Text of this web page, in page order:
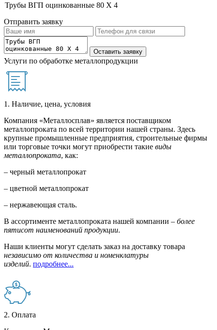
Трубы ВГП оцинкованные 80 Х 4
Отправить заявку
Услуги по обработке металлопродукции
1. Наличие, цена, условия
Компания «Металлосплав» является поставщиком
металлопроката по всей территории нашей страны. Здесь
крупные промышленные предприятия, строительные фирмы
или торговые точки могут приобрести такие виды
металлопроката, как:
– черный металлопрокат
– цветной металлопрокат
– нержавеющая сталь.
В ассортименте металлопроката нашей компании – более
пятисот наименований продукции.
Наши клиенты могут сделать заказ на доставку товара
независимо от количества и номенклатуры
изделий. подробнее...
2. Оплата